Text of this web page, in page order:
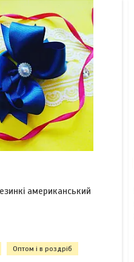
американський
Оптом і в роздріб